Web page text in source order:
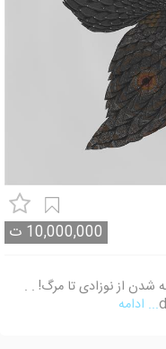
10,000,000 ت
شدن از نوزادی تا مرگ! . .
... ادامه